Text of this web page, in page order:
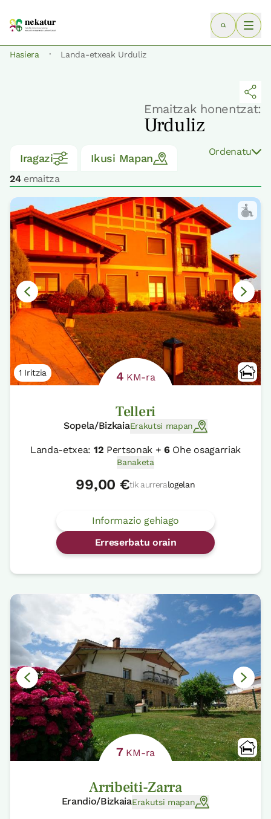
Hasiera · Landa-etxeak Urduliz
Emaitzak honentzat:
Urduliz
Iragazi Ikusi Mapan
24emaitza
Ordenatu
1 Iritzia 4 KM-ra
Telleri
Sopela/BizkaiaErakutsi mapan
Landa-etxea: 12 Pertsonak +6Ohe osagarriak
Banaketa
99,00 €tik aurreralogelan
Informazio gehiago
Erreserbatu orain
7KM-ra
Arribeiti-Zarra
Erandio/BizkaiaErakutsi mapan